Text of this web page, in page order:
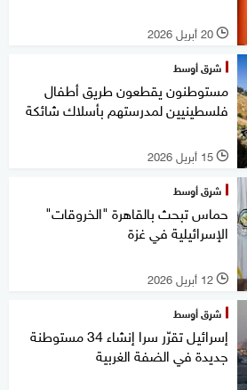
l 20 أبريل 2026
شرق أوسط
مستوطنون يقطعون طريق أطفال
فلسطينيين لمدرستهم بأسلاك شائكة
l 15 أبريل 2026
شرق أوسط
حماس تبحث بالقاهرة "الخروقات"
الإسرائيلية في غزة
l 12 أبريل 2026
شرق أوسط
إسرائيل تقرّر سرا إنشاء 34 مستوطنة
جديدة في الضفة الغربية